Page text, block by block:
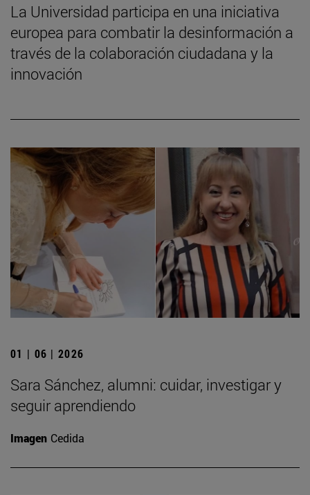
La Universidad participa en una iniciativa
europea para combatir la desinformación a
través de la colaboración ciudadana y la
innovación
01 | 06 | 2026
Sara Sánchez, alumni: cuidar, investigar y
seguir aprendiendo
Imagen Cedida